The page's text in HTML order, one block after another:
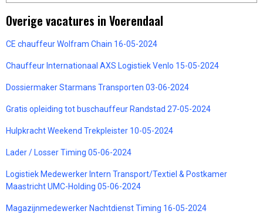
Overige vacatures in Voerendaal
CE chauffeur Wolfram Chain 16-05-2024
Chauffeur Internationaal AXS Logistiek Venlo 15-05-2024
Dossiermaker Starmans Transporten 03-06-2024
Gratis opleiding tot buschauffeur Randstad 27-05-2024
Hulpkracht Weekend Trekpleister 10-05-2024
Lader / Losser Timing 05-06-2024
Logistiek Medewerker Intern Transport/Textiel & Postkamer
Maastricht UMC-Holding 05-06-2024
Magazijnmedewerker Nachtdienst Timing 16-05-2024